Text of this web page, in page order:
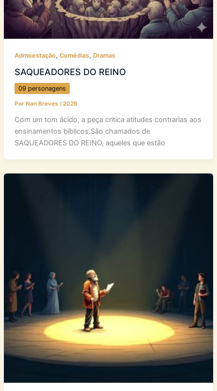
Admoestação, Comédias, Dramas
SAQUEADORES DO REINO
09 personagens
Por Nan Breves /2026
Com um tom ácido, a peça critica atitudes contrarias aos
ensinamentos bíblicos.São chamados de
SAQUEADORES DO REINO, aqueles que estão